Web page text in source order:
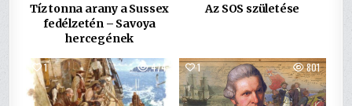
Tíz tonna arany a Sussex
fedélzetén – Savoya
hercegének
Az SOS születése
1 474 1 801